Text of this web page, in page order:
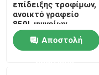
Σπίτι
Προϊόντα
επίδειξης τροφίμων,
ανοικτό γραφείο
850L ψυγείων
επίδειξης κουρτινών
αέρα
Αποστολή